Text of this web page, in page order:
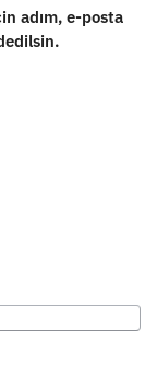
adım, e-posta